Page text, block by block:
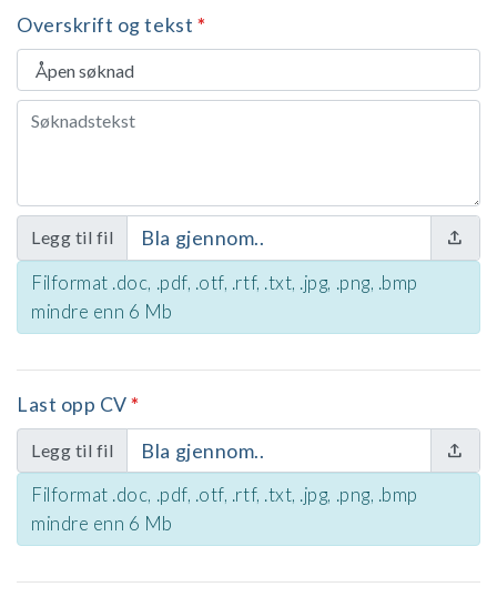
Overskrift og tekst *
Legg til fil Bla gjennom..
Filformat .doc, .pdf, .otf, .rtf, .txt, .jpg, .png, .bmp
mindre enn 6 Mb
Last opp CV*
Legg til fil Bla gjennom..
Filformat .doc, .pdf, .otf, .rtf, .txt, .jpg, .png, .bmp
mindre enn 6 Mb